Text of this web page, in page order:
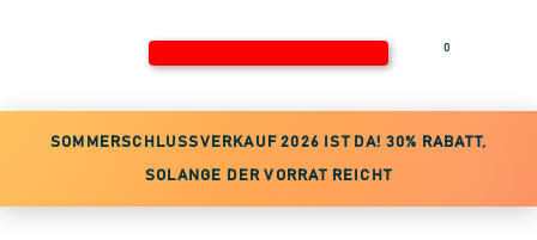
0
SOMMERSCHLUSSVERKAUF 2026 IST DA! 30% RABATT,
SOLANGE DER VORRAT REICHT